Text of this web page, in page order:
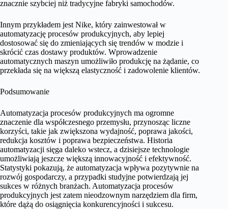
znacznie szybciej niż tradycyjne fabryki samochodów.
Innym przykładem jest Nike, który zainwestował w
automatyzację procesów produkcyjnych, aby lepiej
dostosować się do zmieniających się trendów w modzie i
skrócić czas dostawy produktów. Wprowadzenie
automatycznych maszyn umożliwiło produkcję na żądanie, co
przekłada się na większą elastyczność i zadowolenie klientów.
Podsumowanie
Automatyzacja procesów produkcyjnych ma ogromne
znaczenie dla współczesnego przemysłu, przynosząc liczne
korzyści, takie jak zwiększona wydajność, poprawa jakości,
redukcja kosztów i poprawa bezpieczeństwa. Historia
automatyzacji sięga daleko wstecz, a dzisiejsze technologie
umożliwiają jeszcze większą innowacyjność i efektywność.
Statystyki pokazują, że automatyzacja wpływa pozytywnie na
rozwój gospodarczy, a przypadki studyjne potwierdzają jej
sukces w różnych branżach. Automatyzacja procesów
produkcyjnych jest zatem nieodzownym narzędziem dla firm,
które dążą do osiągnięcia konkurencyjności i sukcesu.